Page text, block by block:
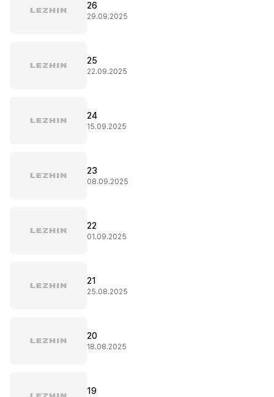
26
29.09.2025
25
22.09.2025
24
15.09.2025
23
08.09.2025
22
01.09.2025
21
25.08.2025
20
18.08.2025
19